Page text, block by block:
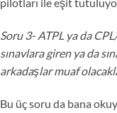
pilotları ile eşit
Soru 3- ATPL ya da
sınavlara giren ya da
arkadaşlar muaf
Bu üç soru da bana